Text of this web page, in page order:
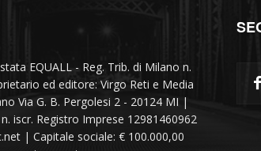
EQUALL - Reg. Trib. di Milano n.
ed editore: Virgo Reti e Media
Via G. B. Pergolesi 2 - 20124 MI |
iscr. Registro Imprese 12981460962
| Capitale sociale: € 100.000,00